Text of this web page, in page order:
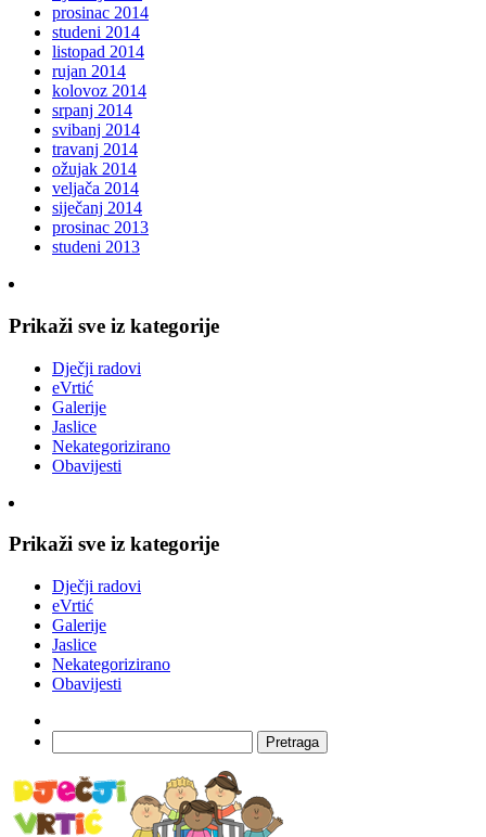
prosinac 2014
studeni 2014
listopad 2014
rujan 2014
kolovoz 2014
srpanj 2014
svibanj 2014
travanj 2014
ožujak 2014
veljača 2014
siječanj 2014
prosinac 2013
studeni 2013
Prikaži sve iz kategorije
Dječji radovi
eVrtić
Galerije
Jaslice
Nekategorizirano
Obavijesti
Prikaži sve iz kategorije
Dječji radovi
eVrtić
Galerije
Jaslice
Nekategorizirano
Obavijesti